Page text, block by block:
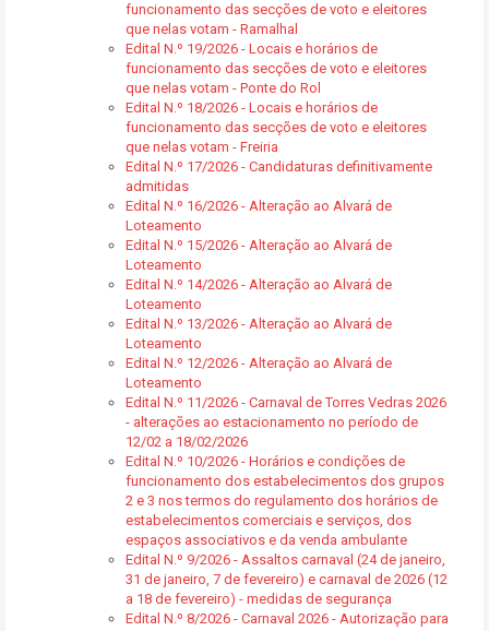
funcionamento das secções de voto e eleitores
que nelas votam - Ramalhal
Edital N.º 19/2026 - Locais e horários de
funcionamento das secções de voto e eleitores
que nelas votam - Ponte do Rol
Edital N.º 18/2026 - Locais e horários de
funcionamento das secções de voto e eleitores
que nelas votam - Freiria
Edital N.º 17/2026 - Candidaturas definitivamente
admitidas
Edital N.º 16/2026 - Alteração ao Alvará de
Loteamento
Edital N.º 15/2026 - Alteração ao Alvará de
Loteamento
Edital N.º 14/2026 - Alteração ao Alvará de
Loteamento
Edital N.º 13/2026 - Alteração ao Alvará de
Loteamento
Edital N.º 12/2026 - Alteração ao Alvará de
Loteamento
Edital N.º 11/2026 - Carnaval de Torres Vedras 2026
- alterações ao estacionamento no período de
12/02 a 18/02/2026
Edital N.º 10/2026 - Horários e condições de
funcionamento dos estabelecimentos dos grupos
2 e 3 nos termos do regulamento dos horários de
estabelecimentos comerciais e serviços, dos
espaços associativos e da venda ambulante
Edital N.º 9/2026 - Assaltos carnaval (24 de janeiro,
31 de janeiro, 7 de fevereiro) e carnaval de 2026 (12
a 18 de fevereiro) - medidas de segurança
Edital N.º 8/2026 - Carnaval 2026 - Autorização para